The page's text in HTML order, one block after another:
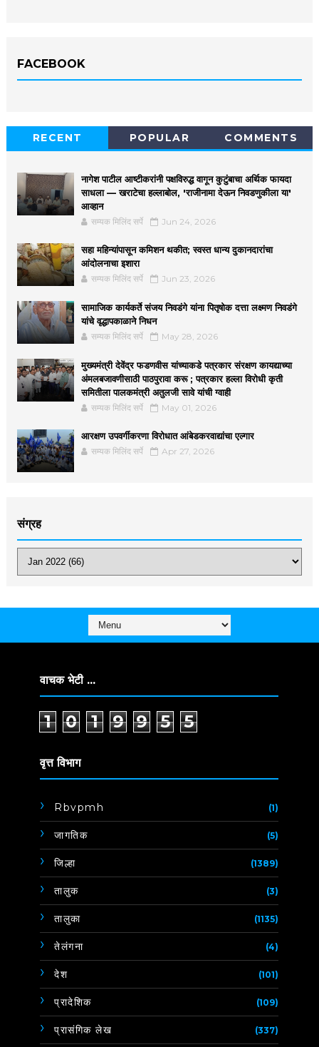
FACEBOOK
RECENT POPULAR COMMENTS
नागेश पाटील आष्टीकरांनी पक्षविरुद्ध वागून कुटुंबाचा अर्थिक फायदा
साधला — खराटेचा हल्लाबोल, 'राजीनामा देऊन निवडणुकीला या'
आव्हान
सम्यक मिलिंद सर्पे Jun 24, 2026
सहा महिन्यांपासून कमिशन थकीत; स्वस्त धान्य दुकानदारांचा
आंदोलनाचा इशारा
सम्यक मिलिंद सर्पे Jun 23, 2026
सामाजिक कार्यकर्ते संजय निवडंगे यांना पितृषोक दत्ता लक्ष्मण निवडंगे
यांचे वृद्धापकाळाने निधन
सम्यक मिलिंद सर्पे May 28, 2026
मुख्यमंत्री देवेंद्र फडणवीस यांच्याकडे पत्रकार संरक्षण कायद्याच्या
अंमलबजावणीसाठी पाठपुरावा करू ; पत्रकार हल्ला विरोधी कृती
समितीला पालकमंत्री अतुलजी सावे यांची ग्वाही
सम्यक मिलिंद सर्पे May 01, 2026
आरक्षण उपवर्गीकरणा विरोधात आंबेडकरवाद्यांचा एल्गार
सम्यक मिलिंद सर्पे Apr 27, 2026
संग्रह
वाचक भेटी ...
1 0 1 9 9 5 5
वृत्त विभाग
Rbvpmh (1)
जागतिक (5)
जिल्हा (1389)
तालुक (3)
तालुका (1135)
तेलंगना (4)
देश (101)
प्रादेशिक (109)
प्रासंगिक लेख (337)